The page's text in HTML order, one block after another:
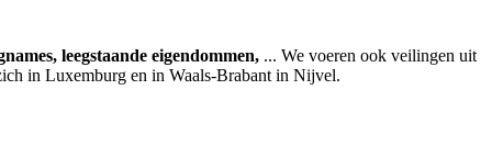
leegstaande eigendommen, ... We voeren ook veilingen uit
in Luxemburg en in Waals-Brabant in Nijvel.